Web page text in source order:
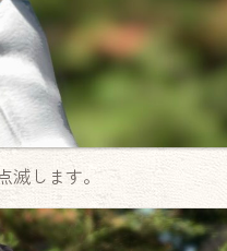
します。